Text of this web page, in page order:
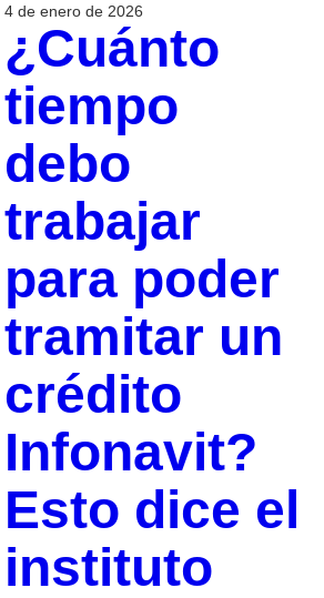
4 de enero de 2026
¿Cuánto
tiempo
debo
trabajar
para poder
tramitar un
crédito
Infonavit?
Esto dice el
instituto